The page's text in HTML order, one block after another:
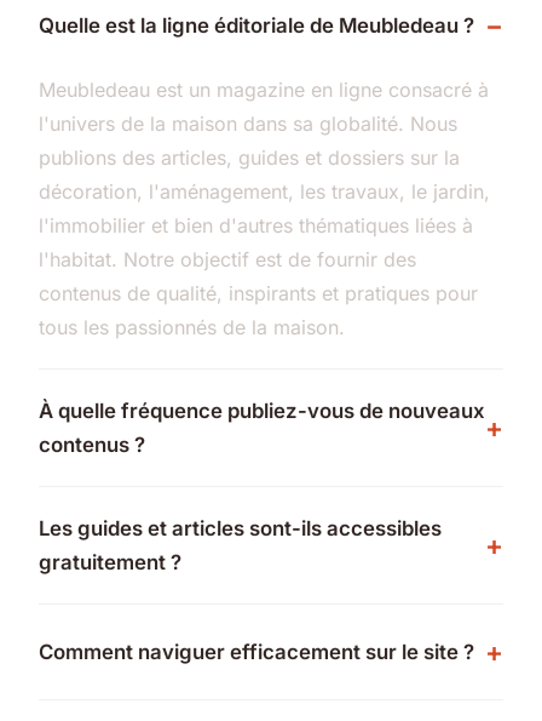
Quelle est la ligne éditoriale de Meubledeau ?
Meubledeau est un magazine en ligne consacré à
l'univers de la maison dans sa globalité. Nous
publions des articles, guides et dossiers sur la
décoration, l'aménagement, les travaux, le jardin,
l'immobilier et bien d'autres thématiques liées à
l'habitat. Notre objectif est de fournir des
contenus de qualité, inspirants et pratiques pour
tous les passionnés de la maison.
À quelle fréquence publiez-vous de nouveaux
contenus ?
Les guides et articles sont-ils accessibles
gratuitement ?
Comment naviguer efficacement sur le site ?